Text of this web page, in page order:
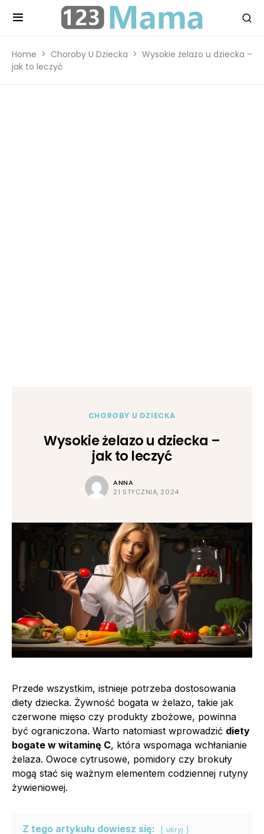
Home Choroby U Dziecka
Wysokie żelazo u dziecka –
jak to leczyć
CHOROBY U DZIECKA
Wysokie żelazo u dziecka –
jak to leczyć
ANNA
21 STYCZNIA, 2024
Przede wszystkim, istnieje potrzeba dostosowania
diety dziecka. Żywność bogata w żelazo, takie jak
czerwone mięso czy produkty zbożowe, powinna
być ograniczona. Warto natomiast wprowadzić diety
bogate w witaminę C, która wspomaga wchłanianie
żelaza. Owoce cytrusowe, pomidory czy brokuły
mogą stać się ważnym elementem codziennej rutyny
żywieniowej.
Z tego artykułu dowiesz się: ukryj